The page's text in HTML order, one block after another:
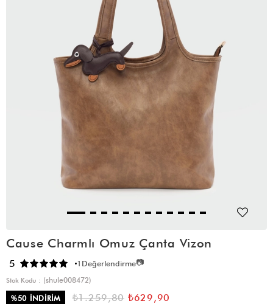
Cause Charmlı Omuz Çanta Vizon
5 1 Değerlendirme📷
Stok Kodu
(shule008472)
%50 İNDIRIM ₺1.259,80 ₺629,90